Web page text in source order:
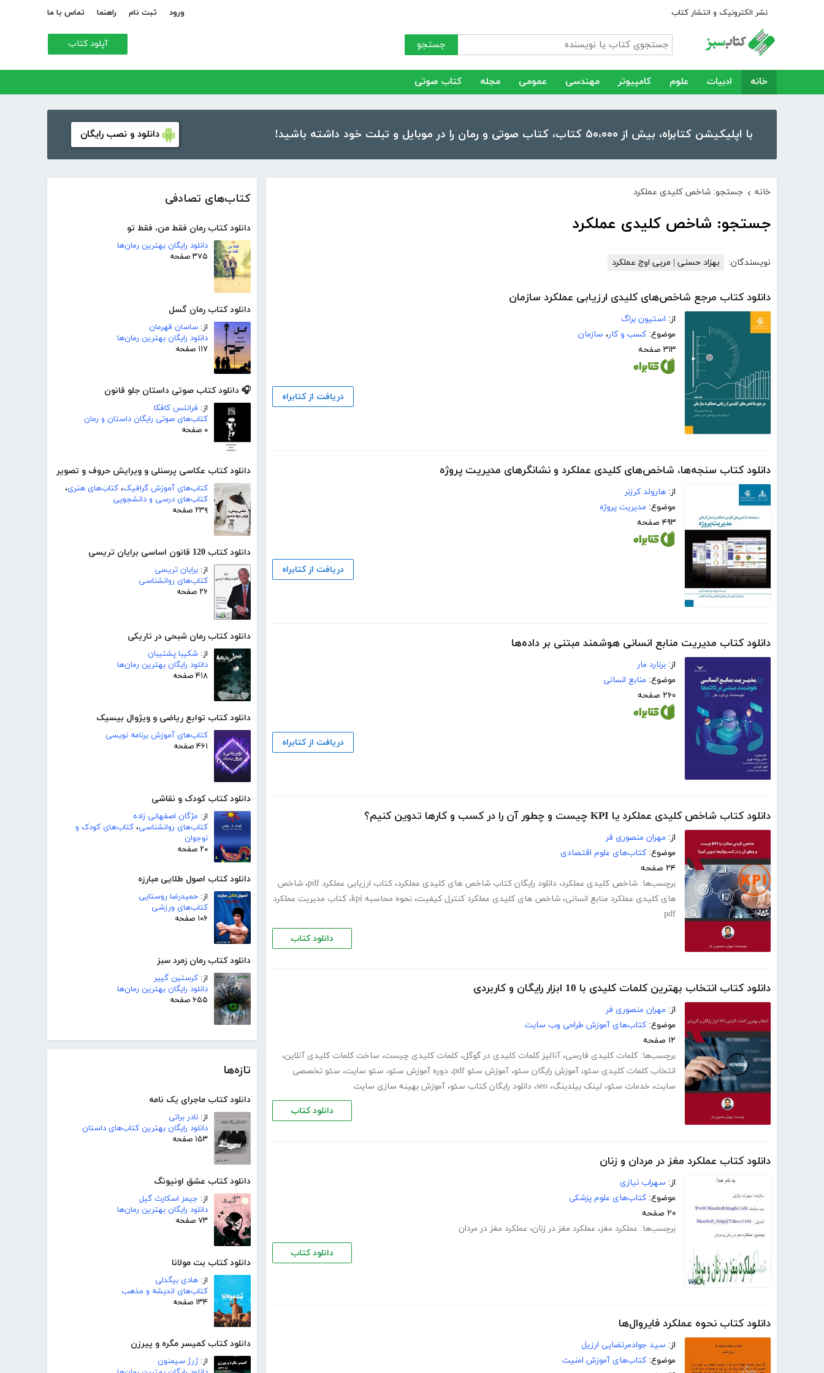
نشر الکترونیک و انتشار کتاب ورود ثبت نام راهنما تماس با ما
جستجو آپلود کتاب
خانه ادبیات علوم کامپیوتر مهندسی عمومی مجله کتاب صوتی
با اپلیکیشن کتابراه، بیش از ۵۰،۰۰۰ کتاب، کتاب صوتی و رمان را در موبایل و تبلت خود داشته باشید! دانلود و نصب رایگان
کتاب‌های تصادفی
دانلود کتاب رمان فقط من، فقط تو
دانلود رایگان بهترین رمان‌ها
۳۷۵ صفحه
دانلود کتاب رمان گسل
از: ساسان قهرمان
دانلود رایگان بهترین رمان‌ها
۱۱۷ صفحه
🎧 دانلود کتاب صوتی داستان جلو قانون
از: فرانتس کافکا
کتاب‌های صوتی رایگان داستان و رمان
۰ صفحه
دانلود کتاب عکاسی پرسنلی و ویرایش حروف و تصویر
کتاب‌های آموزش گرافیک، کتاب‌های هنری،
کتاب‌های درسی و دانشجویی
۲۳۹ صفحه
دانلود کتاب 120 قانون اساسی برایان تریسی
از: برایان تریسی
کتاب‌های روانشناسی
۲۶ صفحه
دانلود کتاب رمان شبحی در تاریکی
از: شکیبا پشتیبان
دانلود رایگان بهترین رمان‌ها
۴۱۸ صفحه
دانلود کتاب توابع ریاضی و ویژوال بیسیک
کتاب‌های آموزش برنامه نویسی
۴۶۱ صفحه
دانلود کتاب کودک و نقاشی
از: مژگان اصفهانی زاده
کتاب‌های روانشناسی، کتاب‌های کودک و
نوجوان
۲۰ صفحه
دانلود کتاب اصول طلایی مبارزه
از: حمیدرضا روستایی
کتاب‌های ورزشی
۱۰۶ صفحه
دانلود کتاب رمان زمرد سبز
از: کرستین گییر
دانلود رایگان بهترین رمان‌ها
۶۵۵ صفحه
تازه‌ها
دانلود کتاب ماجرای یک نامه
از: نادر براتی
دانلود رایگان بهترین کتاب‌های داستان
۱۵۳ صفحه
دانلود کتاب عشق اونیونگ
از: جیمز اسکارث گیل
دانلود رایگان بهترین رمان‌ها
۷۳ صفحه
دانلود کتاب بت مولانا
از: هادی بیگدلی
کتاب‌های اندیشه و مذهب
۱۳۴ صفحه
دانلود کتاب کمیسر مگره و پیرزن
از:ژرژ سیمنون
خانه › جستجو: شاخص کلیدی عملکرد
جستجو: شاخص کلیدی عملکرد
نویسندگان: بهزاد حسنی | مربی اوج عملکرد
دانلود کتاب مرجع شاخص‌های کلیدی ارزیابی عملکرد سازمان
از: استیون براگ
موضوع: کسب و کار، سازمان
۳۱۳ صفحه
دریافت از کتابراه
دانلود کتاب سنجه‌ها، شاخص‌های کلیدی عملکرد و نشانگرهای مدیریت پروژه
از: هارولد کرزنر
موضوع: مدیریت پروژه
۴۹۳ صفحه
دریافت از کتابراه
دانلود کتاب مدیریت منابع انسانی هوشمند مبتنی بر داده‌ها
از: برنارد مار
موضوع: منابع انسانی
۲۶۰ صفحه
دریافت از کتابراه
دانلود کتاب شاخص کلیدی عملکرد یا KPI چیست و چطور آن را در کسب و کارها تدوین کنیم؟
از: مهران منصوری فر
موضوع: کتاب‌های علوم اقتصادی
۲۴ صفحه
برچسب‌ها: شاخص کلیدی عملکرد، دانلود رایگان کتاب شاخص های کلیدی عملکرد، کتاب ارزیابی عملکرد pdf ، شاخص
های کلیدی عملکرد منابع انسانی، شاخص های کلیدی عملکرد کنترل کیفیت، نحوه محاسبه kpi ، کتاب مدیریت عملکرد
pdf
دانلود کتاب
دانلود کتاب انتخاب بهترین کلمات کلیدی با 10 ابزار رایگان و کاربردی
از: مهران منصوری فر
موضوع: کتاب‌های آموزش طراحی وب سایت
۱۲ صفحه
برچسب‌ها: کلمات کلیدی فارسی، آنالیز کلمات کلیدی در گوگل، کلمات کلیدی چیست، ساخت کلمات کلیدی آنلاین،
انتخاب کلمات کلیدی سئو، آموزش رایگان سئو، آموزش سئو pdf ، دوره آموزش سئو، سئو سایت، سئو تخصصی
سایت، خدمات سئو، لینک بیلدینگ، seo، دانلود رایگان کتاب سئو، آموزش بهینه سازی سایت
دانلود کتاب
دانلود کتاب عملکرد مغز در مردان و زنان
از: سهراب نیازی
موضوع: کتاب‌های علوم پزشکی
۲۰ صفحه
برچسب‌ها: عملکرد مغز، عملکرد مغز در زنان، عملکرد مغز در مردان
دانلود کتاب
دانلود کتاب نحوه عملکرد فایروال‌ها
از: سید جوادمرتضایی ارزیل
موضوع: کتاب‌های آموزش امنیت